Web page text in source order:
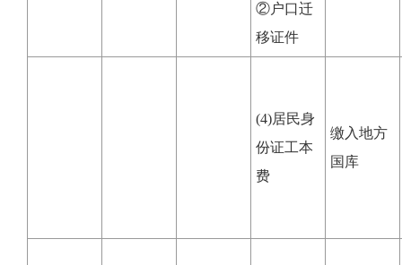
②户口迁
移证件
(4)居民身
份证工本
费
缴入地方
国库